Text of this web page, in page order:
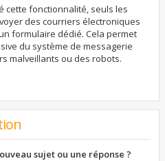
cette fonctionnalité, seuls les
des courriers électroniques
formulaire dédié. Cela permet
du système de messagerie
malveillants ou des robots.
sujet ou une réponse ?